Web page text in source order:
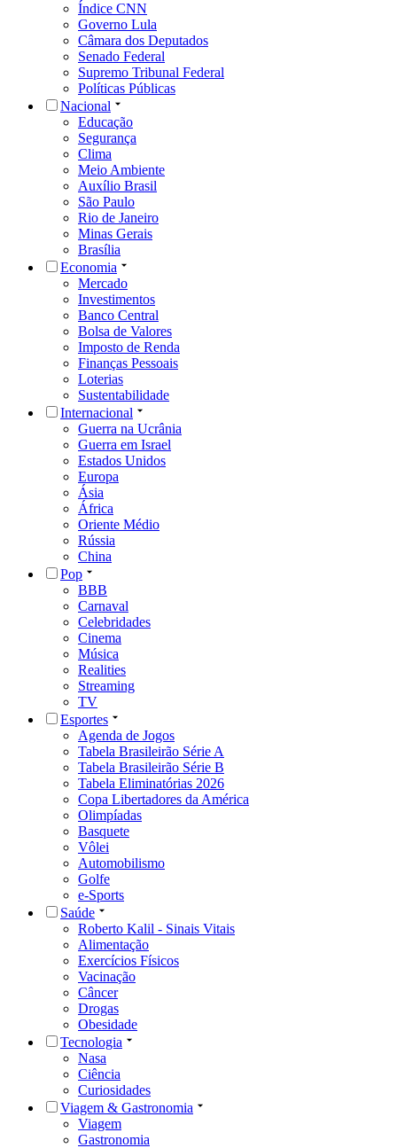
Índice CNN
Governo Lula
Câmara dos Deputados
Senado Federal
Supremo Tribunal Federal
Políticas Públicas
Nacional
Educação
Segurança
Clima
Meio Ambiente
Auxílio Brasil
São Paulo
Rio de Janeiro
Minas Gerais
Brasília
Economia
Mercado
Investimentos
Banco Central
Bolsa de Valores
Imposto de Renda
Finanças Pessoais
Loterias
Sustentabilidade
Internacional
Guerra na Ucrânia
Guerra em Israel
Estados Unidos
Europa
Ásia
África
Oriente Médio
Rússia
China
Pop
BBB
Carnaval
Celebridades
Cinema
Música
Realities
Streaming
TV
Esportes
Agenda de Jogos
Tabela Brasileirão Série A
Tabela Brasileirão Série B
Tabela Eliminatórias 2026
Copa Libertadores da América
Olimpíadas
Basquete
Vôlei
Automobilismo
Golfe
e-Sports
Saúde
Roberto Kalil - Sinais Vitais
Alimentação
Exercícios Físicos
Vacinação
Câncer
Drogas
Obesidade
Tecnologia
Nasa
Ciência
Curiosidades
Viagem & Gastronomia
Viagem
Gastronomia